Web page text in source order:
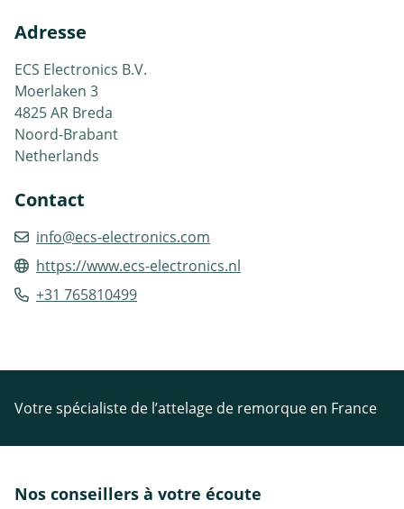
Adresse
ECS Electronics B.V.
Moerlaken 3
4825 AR Breda
Noord-Brabant
Netherlands
Contact
info@ecs-electronics.com
https://www.ecs-electronics.nl
+31 765810499
Votre spécialiste de l’attelage de remorque en France
Nos conseillers à votre écoute